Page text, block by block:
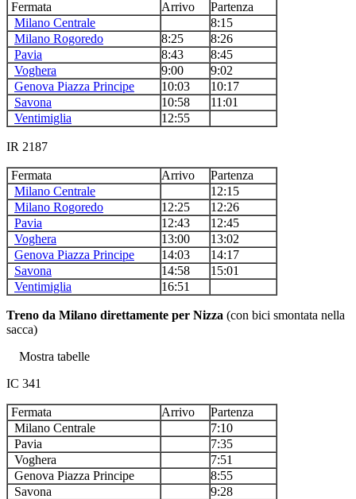
Fermata Arrivo
Partenza
Milano Centrale
8:15
Milano Rogoredo
8:25
8:26
Pavia
8:43
8:45
Voghera
9:00
9:02
Genova Piazza Principe
10:03
10:17
Savona
10:58
11:01
Ventimiglia
12:55
IR 2187
Fermata Arrivo
Partenza
Milano Centrale
12:15
Milano Rogoredo
12:25
12:26
Pavia
12:43
12:45
Voghera
13:00
13:02
Genova Piazza Principe
14:03
14:17
Savona
14:58
15:01
Ventimiglia
16:51
Treno da Milano direttamente per Nizza (con bici smontata nella
sacca)
Mostra tabelle
IC 341
Fermata Arrivo
Partenza
Milano Centrale
7:10
Pavia
7:35
Voghera
7:51
Genova Piazza Principe
8:55
Savona
9:28